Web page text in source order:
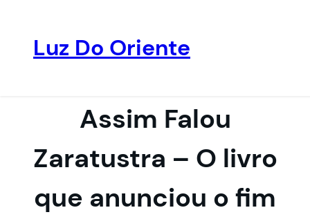
Luz Do Oriente
Assim Falou
Zaratustra – O livro
que anunciou o fim